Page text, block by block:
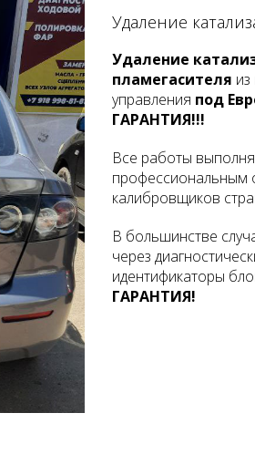
Удаление
Удаление
пламегасителя
управления под
ГАРАНТИЯ!!!
Все работы
профессиональным
калибровщиков
В большинстве
через
идентификаторы
ГАРАНТИЯ!